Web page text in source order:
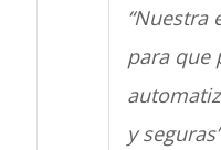
“Nuestra
para que
y